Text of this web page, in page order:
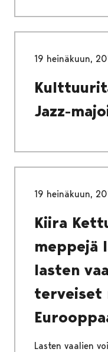
19 heinäkuun,
Jazz-
19 heinäkuun,
Kiira
meppejä
lasten
terveiset
Lasten vaalien